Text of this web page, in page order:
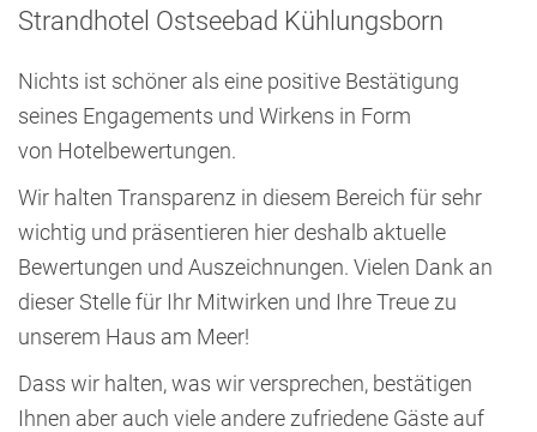
Strandhotel Ostseebad Kühlungsborn
Nichts ist schöner als eine positive Bestätigung
seines Engagements und Wirkens in Form
von Hotelbewertungen.
Wir halten Transparenz in diesem Bereich für sehr
wichtig und präsentieren hier deshalb aktuelle
Bewertungen und Auszeichnungen. Vielen Dank an
dieser Stelle für Ihr Mitwirken und Ihre Treue zu
unserem Haus am Meer!
Dass wir halten, was wir versprechen, bestätigen
Ihnen aber auch viele andere zufriedene Gäste auf